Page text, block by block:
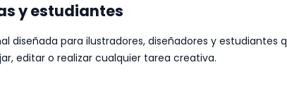
y estudiantes
diseñada para ilustradores, diseñadores y
editar o realizar cualquier tarea creativa.